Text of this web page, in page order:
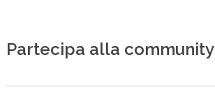
Partecipa alla community